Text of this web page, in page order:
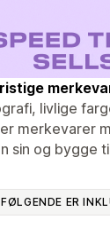
livlige
merkevarer
sin og bygge
FØLGENDE ER